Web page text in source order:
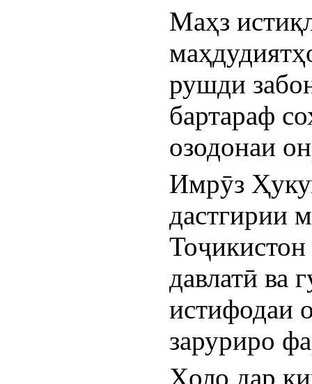
Маҳз
рушди
бартараф
озодонаи
Имрӯз
дастгирии
давлатӣ ва
истифодаи
заруриро
Ҳоло дар